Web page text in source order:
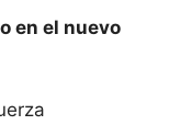
en el nuevo